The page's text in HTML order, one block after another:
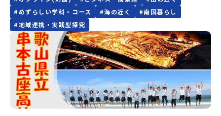
験」のプログラム開催情報を公式LINEにて配信中！ぜひご登録くだ
さい♪地域みらい留学公式LINE
規約への同意プログラムへの参加申し込みいただく前に、「お申し
込みに関する各規約」への同意が必須となります。ご確認くださ
い。・抽選による参加者決定についてお申込みいただいた方の中か
ら抽選の上、締め切り日から1週間を目途に、お申し込み時に記入い
ただいたメールアドレス宛に「当選／落選メール」をお送りいたし
ます。当選者は、メールに記載された「当選確認フォーム」に３日
以内に回答いただき、確認フォームの提出をもって参加確定とさせ
ていただきます。当選確認フォームの期日までにご回答いただけな
い場合は、当選を取り消しとさせていただきます。当選取り消しが
あった場合は、繰り上げ当選者へご連絡させていただきます。登録
メールアドレスの変更をご希望の場合は下記の地域みらい留学公式
まで疑問も不安もワクワクに変える！「おためし地域留学」ステッ
プアップ説明会プログラムの内容を詳しく知りたい方や、お申し込
みを迷われている方向けにZoomでのオンライン配信を行います。
知りたい情報のレベルに合わせて、以下の2つのステップをご活用く
ださい。【STEP 1】全体オンライン説明会（アーカイブ動画を公開
中！）〜まずは「おためし地域留学」を知りたい方へ〜日本全国20
以上の地域から選んで参加できる「おためし地域留学」の全体像や
魅力について、説明会を開催しました。中学生一人での参加にあた
り、保護者様が特に気になる「安全面」や「事務局のサポート体
制」についても詳しく解説しています。ぜひ、ご自宅からお気軽に
ご視聴ください。🎬 [アーカイブ動画を視聴する]YouTube：
https://youtu.be/Yt8nd04aNgA?si=e5erbspvwz5O8_uF
#めずらしい学科・コース #海の近く #南国暮らし
#地域連携・実践型探究